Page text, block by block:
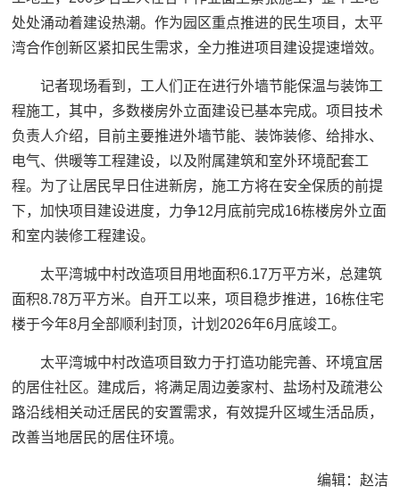
处处涌动着建设热潮。作为园区重点推进的民生项目，太平
湾合作创新区紧扣民生需求，全力推进项目建设提速增效。
记者现场看到，工人们正在进行外墙节能保温与装饰工
程施工，其中，多数楼房外立面建设已基本完成。项目技术
负责人介绍，目前主要推进外墙节能、装饰装修、给排水、
电气、供暖等工程建设，以及附属建筑和室外环境配套工
程。为了让居民早日住进新房，施工方将在安全保质的前提
下，加快项目建设进度，力争12月底前完成16栋楼房外立面
和室内装修工程建设。
太平湾城中村改造项目用地面积6.17万平方米，总建筑
面积8.78万平方米。自开工以来，项目稳步推进，16栋住宅
楼于今年8月全部顺利封顶，计划2026年6月底竣工。
太平湾城中村改造项目致力于打造功能完善、环境宜居
的居住社区。建成后，将满足周边姜家村、盐场村及疏港公
路沿线相关动迁居民的安置需求，有效提升区域生活品质，
改善当地居民的居住环境。
编辑：赵洁